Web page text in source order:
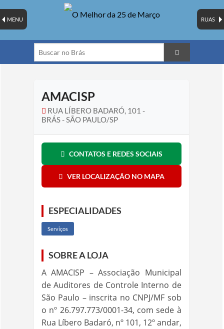
RUAS
MENU
AMACISP
RUA LÍBERO BADARÓ, 101 -
BRÁS - SÃO PAULO/SP
CONTATOS E REDES SOCIAIS
VER LOCALIZAÇÃO NO MAPA
ESPECIALIDADES
Serviços
SOBRE A LOJA
A AMACISP – Associação Municipal
de Auditores de Controle Interno de
São Paulo – inscrita no CNPJ/MF sob
o nº 26.797.773/0001-34, com sede à
Rua Líbero Badaró, nº 101, 12º andar,